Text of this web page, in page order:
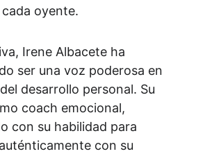
oyente.
Irene Albacete ha
ser una voz poderosa en
desarrollo personal. Su
coach emocional,
con su habilidad para
con su